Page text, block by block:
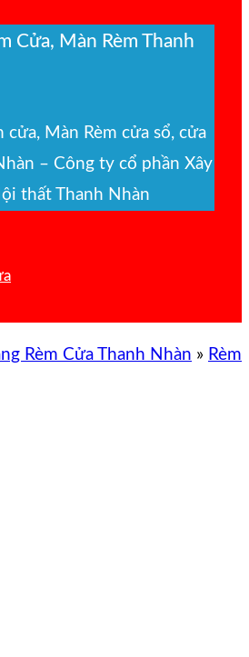
Cửa, Màn Rèm Thanh
cửa, Màn Rèm cửa sổ, cửa
– Công ty cổ phần Xây
thất Thanh Nhàn
Rèm Cửa Thanh Nhàn » Rèm